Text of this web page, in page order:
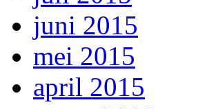
juni 2015
mei 2015
april 2015